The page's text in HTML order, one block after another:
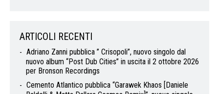
ARTICOLI RECENTI
Adriano Zanni pubblica ” Crisopoli”, nuovo singolo dal
nuovo album “Post Dub Cities” in uscita il 2 ottobre 2026
per Bronson Recordings
Cemento Atlantico pubblica “Garawek Khaos [Daniele